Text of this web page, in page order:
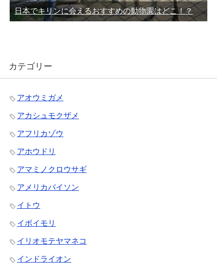
日本でキリンに会えるおすすめの動物園はどこ！？
カテゴリー
アオウミガメ
アカシュモクザメ
アフリカゾウ
アホウドリ
アマミノクロウサギ
アメリカバイソン
イトウ
イボイモリ
イリオモテヤマネコ
インドライオン